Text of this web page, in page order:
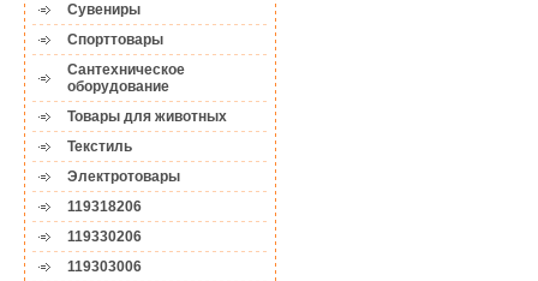
Сувениры
Спорттовары
Сантехническое
оборудование
Товары для животных
Текстиль
Электротовары
119318206
119330206
119303006